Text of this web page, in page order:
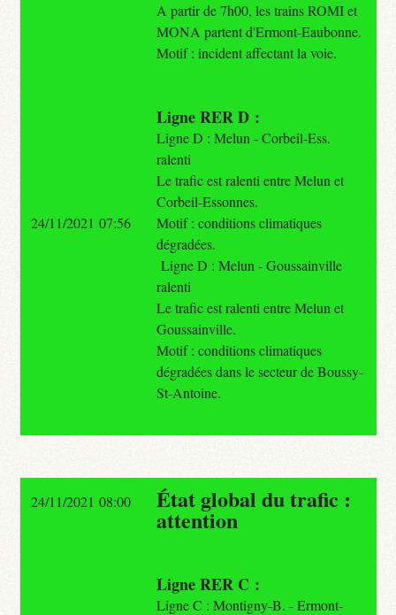
A partir de 7h00, les trains ROMI et
MONA partent d'Ermont-Eaubonne.
Motif : incident affectant la voie.
Ligne RER D :
Ligne D : Melun - Corbeil-Ess.
ralenti
Le trafic est ralenti entre Melun et
Corbeil-Essonnes.
Motif : conditions climatiques
dégradées.
Ligne D : Melun - Goussainville
ralenti
Le trafic est ralenti entre Melun et
Goussainville.
Motif : conditions climatiques
dégradées dans le secteur de Boussy-
St-Antoine.
24/11/2021 07:56
24/11/2021 08:00 État global du trafic :
attention
Ligne RER C :
Ligne C : Montigny-B. - Ermont-